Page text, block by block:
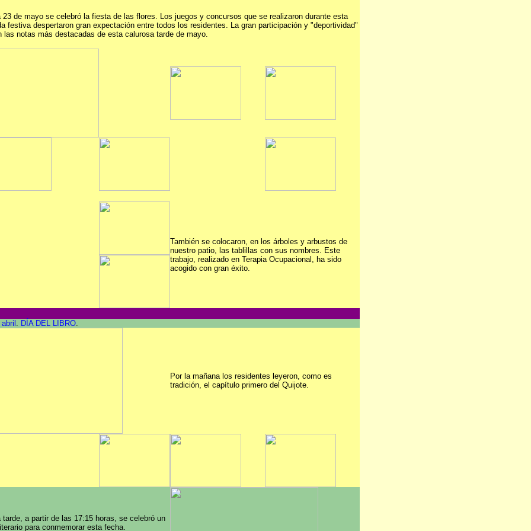
23 de mayo se celebró la fiesta de las flores. Los juegos y concursos que se realizaron durante esta
festiva despertaron gran expectación entre todos los residentes. La gran participación y "deportividad"
las notas más destacadas de esta calurosa tarde de mayo.
También se colocaron, en los árboles y arbustos de
nuestro patio, las tablillas con sus nombres. Este
trabajo, realizado en Terapia Ocupacional, ha sido
acogido con gran éxito.
. DÍA DEL LIBRO.
Por la mañana los residentes leyeron, como es
tradición, el capítulo primero del Quijote.
tarde, a partir de las 17:15 horas, se celebró un
para conmemorar esta fecha.